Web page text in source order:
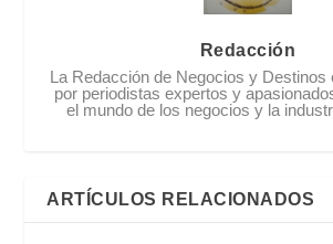
Redacción
La Redacción de Negocios y Destinos
por periodistas expertos y
el mundo de los negocios y la
ARTÍCULOS RELACIONADOS